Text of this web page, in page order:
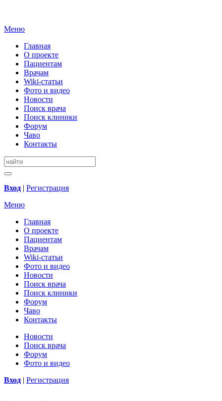
Меню
Главная
О проекте
Пациентам
Врачам
Wiki-статьи
Фото и видео
Новости
Поиск врача
Поиск клиники
Форум
Чаво
Контакты
Вход | Регистрация
Меню
Главная
О проекте
Пациентам
Врачам
Wiki-статьи
Фото и видео
Новости
Поиск врача
Поиск клиники
Форум
Чаво
Контакты
Новости
Поиск врача
Форум
Фото и видео
Вход | Регистрация